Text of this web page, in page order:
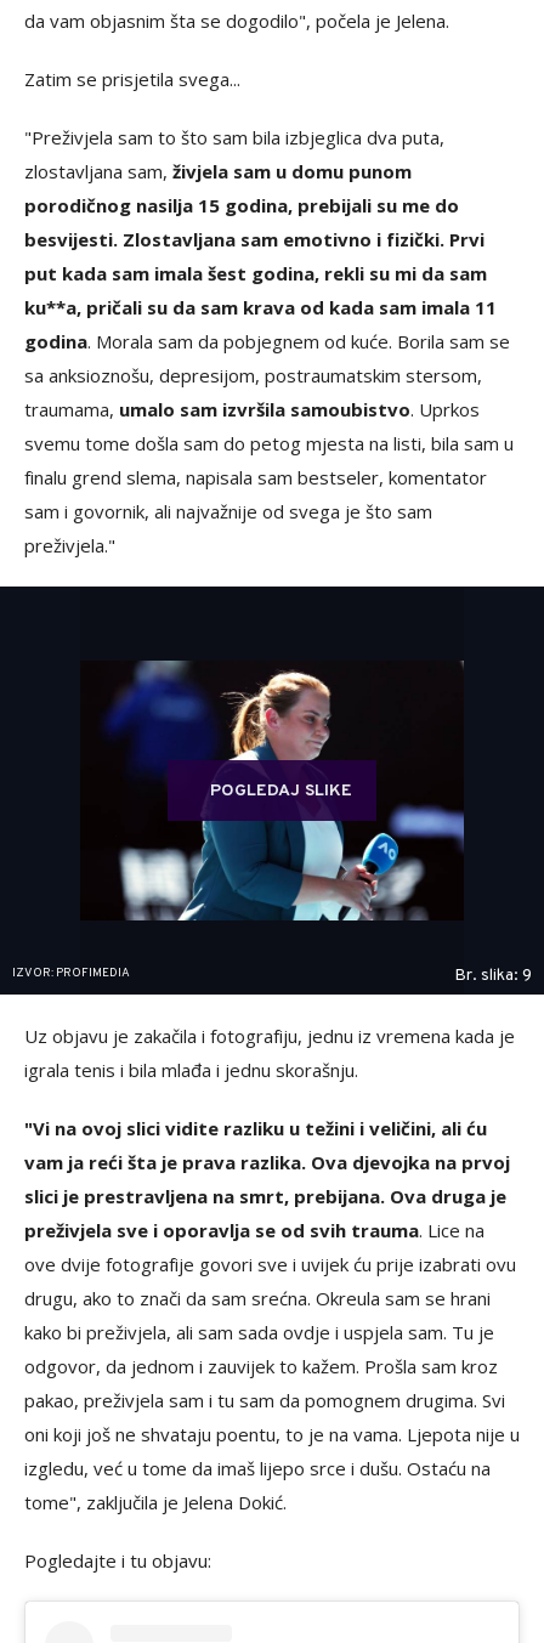
da vam objasnim šta se dogodilo", počela je Jelena.
Zatim se prisjetila svega...
"Preživjela sam to što sam bila izbjeglica dva puta,
zlostavljana sam, živjela sam u domu punom
porodičnog nasilja 15 godina, prebijali su me do
besvijesti. Zlostavljana sam emotivno i fizički. Prvi
put kada sam imala šest godina, rekli su mi da sam
ku**a, pričali su da sam krava od kada sam imala 11
godina. Morala sam da pobjegnem od kuće. Borila sam se
sa anksioznošu, depresijom, postraumatskim stersom,
traumama, umalo sam izvršila samoubistvo. Uprkos
svemu tome došla sam do petog mjesta na listi, bila sam u
finalu grend slema, napisala sam bestseler, komentator
sam i govornik, ali najvažnije od svega je što sam
preživjela."
POGLEDAJ SLIKE
IZVOR: PROFIMEDIA Br. slika: 9
Uz objavu je zakačila i fotografiju, jednu iz vremena kada je
igrala tenis i bila mlađa i jednu skorašnju.
"Vi na ovoj slici vidite razliku u težini i veličini, ali ću
vam ja reći šta je prava razlika. Ova djevojka na prvoj
slici je prestravljena na smrt, prebijana. Ova druga je
preživjela sve i oporavlja se od svih trauma. Lice na
ove dvije fotografije govori sve i uvijek ću prije izabrati ovu
drugu, ako to znači da sam srećna. Okreula sam se hrani
kako bi preživjela, ali sam sada ovdje i uspjela sam. Tu je
odgovor, da jednom i zauvijek to kažem. Prošla sam kroz
pakao, preživjela sam i tu sam da pomognem drugima. Svi
oni koji još ne shvataju poentu, to je na vama. Ljepota nije u
izgledu, već u tome da imaš lijepo srce i dušu. Ostaću na
tome", zaključila je Jelena Dokić.
Pogledajte i tu objavu: